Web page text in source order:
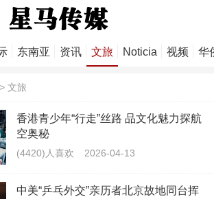
东南亚 资讯 文旅 Noticia 视频 华
文旅
香港青少年“行走”丝路 品文化魅力探航
空奥秘
(4420)人喜欢 2026-04-13
中美“乒乓外交”亲历者北京故地同台挥